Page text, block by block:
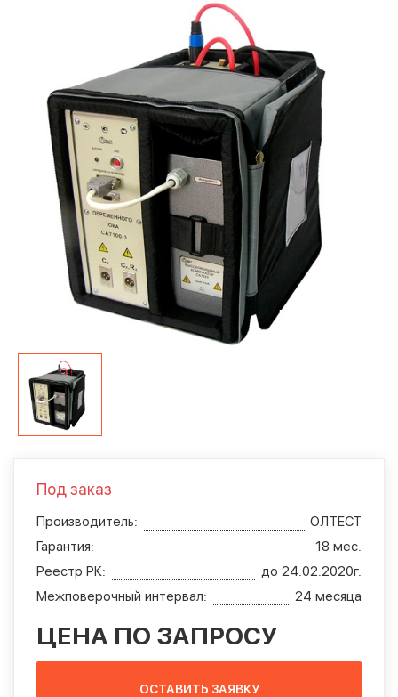
Под заказ
Производитель:
ОЛТЕСТ
Гарантия:
18 мес.
Реестр РК:
до 24.02.2020г.
Межповерочный интервал:
24 месяца
ЦЕНА ПО ЗАПРОСУ
ОСТАВИТЬ ЗАЯВКУ